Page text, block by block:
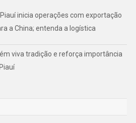
inicia operações com exportação
a China; entenda a logística
viva tradição e reforça importância